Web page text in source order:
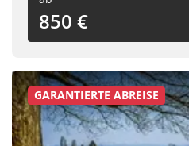
850 €
GARANTIERTE ABREISE